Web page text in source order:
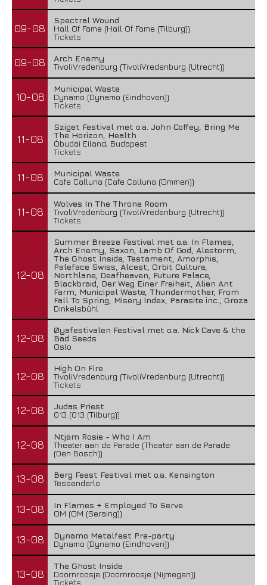
09-08
Spectral Wound
Hall Of Fame (Hall Of Fame (Tilburg))
Tickets
09-08
Arch Enemy
TivoliVredenburg (TivoliVredenburg (Utrecht))
10-08
Municipal Waste
Dynamo (Dynamo (Eindhoven))
Tickets
11-08
Sziget Festival met o.a. John Coffey, Bring Me
The Horizon, Health
Óbudai Eiland, Budapest
Tickets
11-08
Municipal Waste
Cafe Calluna (Cafe Calluna (Ommen))
11-08
Wolves In The Throne Room
TivoliVredenburg (TivoliVredenburg (Utrecht))
Tickets
12-08
Summer Breeze Festival met o.a. In Flames,
Arch Enemy, Saxon, Lamb Of God, Alestorm,
The Ghost Inside, Testament, Amorphis,
Paleface Swiss, Alcest, Orbit Culture,
Northlane, Deafheaven, Future Palace,
Blackbraid, Der Weg Einer Freiheit, Alien Ant
Farm, Municipal Waste, Thundermother, From
Fall To Spring, Misery Index, Parasite inc., Groza
Dinkelsbühl
12-08
Øyafestivalen Festival met o.a. Nick Cave & the
Bad Seeds
Oslo
12-08
High On Fire
TivoliVredenburg (TivoliVredenburg (Utrecht))
Tickets
12-08
Judas Priest
013 (013 (Tilburg))
12-08
Ntjam Rosie - Who I Am
Theater aan de Parade (Theater aan de Parade
(Den Bosch))
13-08
Berg Feest Festival met o.a. Kensington
Tessenderlo
13-08
In Flames + Employed To Serve
OM (OM (Seraing))
13-08
Dynamo Metalfest Pre-party
Dynamo (Dynamo (Eindhoven))
13-08
The Ghost Inside
Doornroosje (Doornroosje (Nijmegen))
Tickets